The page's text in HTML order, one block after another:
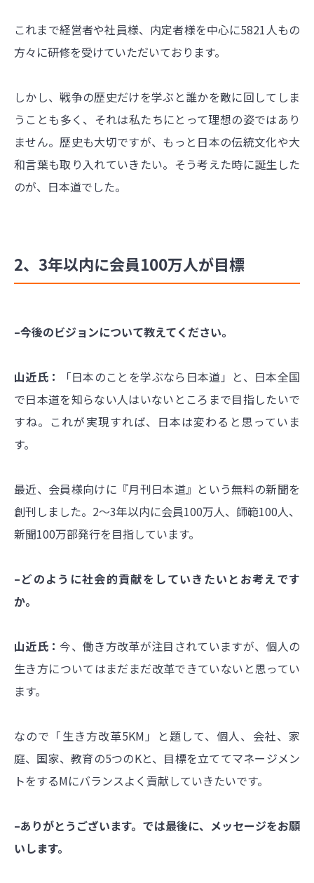
これまで経営者や社員様、内定者様を中心に5821人もの
方々に研修を受けていただいております。
しかし、戦争の歴史だけを学ぶと誰かを敵に回してしま
うことも多く、それは私たちにとって理想の姿ではあり
ません。歴史も大切ですが、もっと日本の伝統文化や大
和言葉も取り入れていきたい。そう考えた時に誕生した
のが、日本道でした。
2、3年以内に会員100万人が目標
–今後のビジョンについて教えてください。
山近氏：
「日本のことを学ぶなら日本道」と、日本全国
で日本道を知らない人はいないところまで目指したいで
すね。これが実現すれば、日本は変わると思っていま
す。
最近、会員様向けに『月刊日本道』という無料の新聞を
創刊しました。2～3年以内に会員100万人、師範100人、
新聞100万部発行を目指しています。
–どのように社会的貢献をしていきたいとお考えです
か。
山近氏：今、働き方改革が注目されていますが、個人の
生き方についてはまだまだ改革できていないと思ってい
ます。
なので「生き方改革5KM」と題して、個人、会社、家
庭、国家、教育の5つのKと、目標を立ててマネージメン
トをするMにバランスよく貢献していきたいです。
–ありがとうございます。では最後に、メッセージをお願
いします。